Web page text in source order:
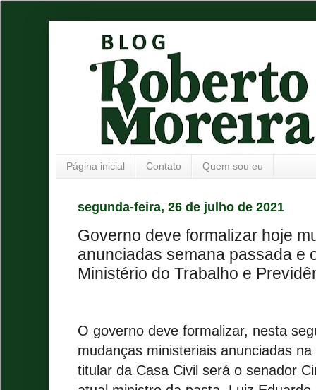
Página inicial Contato Quem sou eu
segunda-feira, 26 de julho de 2021
Governo deve formalizar hoje
anunciadas semana passada e
Ministério do Trabalho e
O governo deve formalizar, nesta
mudanças ministeriais anunciadas
titular da Casa Civil será o senador